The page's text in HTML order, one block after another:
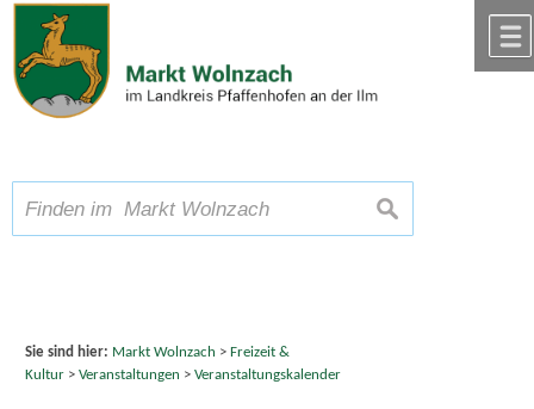
Zum Inhalt,zur Navigation
Schriftgröße A A A suchen
Sie sind hier: Markt Wolnzach > Freizeit &
Kultur> Veranstaltungen > Veranstaltungskalender